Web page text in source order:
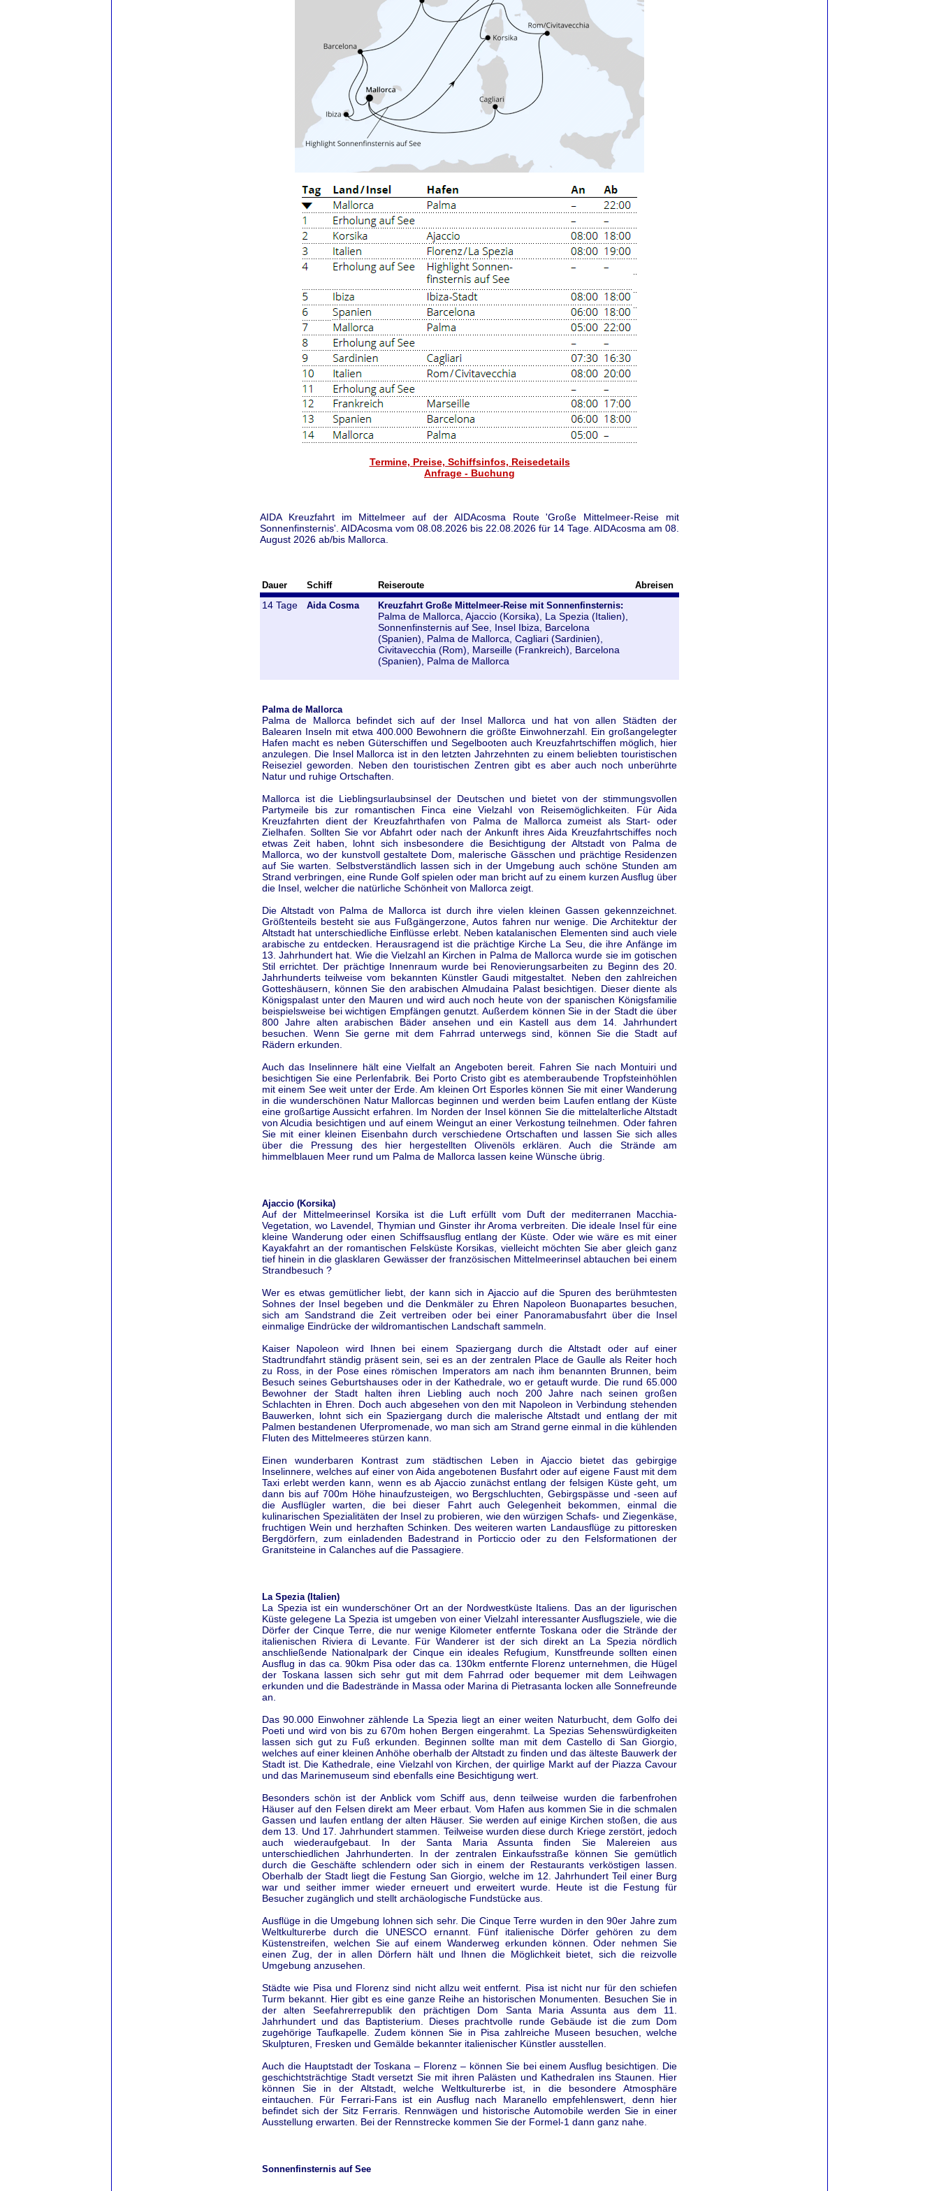
Termine, Preise, Schiffsinfos, Reisedetails
Anfrage - Buchung
AIDA Kreuzfahrt im Mittelmeer auf der AIDAcosma Route 'Große Mittelmeer-Reise mit
Sonnenfinsternis'. AIDAcosma vom 08.08.2026 bis 22.08.2026 für 14 Tage. AIDAcosma am 08.
August 2026 ab/bis Mallorca.
Dauer Schiff Reiseroute Abreisen
14 Tage Aida Cosma Kreuzfahrt Große Mittelmeer-Reise mit Sonnenfinsternis:
Palma de Mallorca, Ajaccio (Korsika), La Spezia (Italien),
Sonnenfinsternis auf See, Insel Ibiza, Barcelona
(Spanien), Palma de Mallorca, Cagliari (Sardinien),
Civitavecchia (Rom), Marseille (Frankreich), Barcelona
(Spanien), Palma de Mallorca
Palma de Mallorca
Palma de Mallorca befindet sich auf der Insel Mallorca und hat von allen Städten der
Balearen Inseln mit etwa 400.000 Bewohnern die größte Einwohnerzahl. Ein großangelegter
Hafen macht es neben Güterschiffen und Segelbooten auch Kreuzfahrtschiffen möglich, hier
anzulegen. Die Insel Mallorca ist in den letzten Jahrzehnten zu einem beliebten touristischen
Reiseziel geworden. Neben den touristischen Zentren gibt es aber auch noch unberührte
Natur und ruhige Ortschaften.
Mallorca ist die Lieblingsurlaubsinsel der Deutschen und bietet von der stimmungsvollen
Partymeile bis zur romantischen Finca eine Vielzahl von Reisemöglichkeiten. Für Aida
Kreuzfahrten dient der Kreuzfahrthafen von Palma de Mallorca zumeist als Start- oder
Zielhafen. Sollten Sie vor Abfahrt oder nach der Ankunft ihres Aida Kreuzfahrtschiffes noch
etwas Zeit haben, lohnt sich insbesondere die Besichtigung der Altstadt von Palma de
Mallorca, wo der kunstvoll gestaltete Dom, malerische Gässchen und prächtige Residenzen
auf Sie warten. Selbstverständlich lassen sich in der Umgebung auch schöne Stunden am
Strand verbringen, eine Runde Golf spielen oder man bricht auf zu einem kurzen Ausflug über
die Insel, welcher die natürliche Schönheit von Mallorca zeigt.
Die Altstadt von Palma de Mallorca ist durch ihre vielen kleinen Gassen gekennzeichnet.
Größtenteils besteht sie aus Fußgängerzone, Autos fahren nur wenige. Die Architektur der
Altstadt hat unterschiedliche Einflüsse erlebt. Neben katalanischen Elementen sind auch viele
arabische zu entdecken. Herausragend ist die prächtige Kirche La Seu, die ihre Anfänge im
13. Jahrhundert hat. Wie die Vielzahl an Kirchen in Palma de Mallorca wurde sie im gotischen
Stil errichtet. Der prächtige Innenraum wurde bei Renovierungsarbeiten zu Beginn des 20.
Jahrhunderts teilweise vom bekannten Künstler Gaudi mitgestaltet. Neben den zahlreichen
Gotteshäusern, können Sie den arabischen Almudaina Palast besichtigen. Dieser diente als
Königspalast unter den Mauren und wird auch noch heute von der spanischen Königsfamilie
beispielsweise bei wichtigen Empfängen genutzt. Außerdem können Sie in der Stadt die über
800 Jahre alten arabischen Bäder ansehen und ein Kastell aus dem 14. Jahrhundert
besuchen. Wenn Sie gerne mit dem Fahrrad unterwegs sind, können Sie die Stadt auf
Rädern erkunden.
Auch das Inselinnere hält eine Vielfalt an Angeboten bereit. Fahren Sie nach Montuiri und
besichtigen Sie eine Perlenfabrik. Bei Porto Cristo gibt es atemberaubende Tropfsteinhöhlen
mit einem See weit unter der Erde. Am kleinen Ort Esporles können Sie mit einer Wanderung
in die wunderschönen Natur Mallorcas beginnen und werden beim Laufen entlang der Küste
eine großartige Aussicht erfahren. Im Norden der Insel können Sie die mittelalterliche Altstadt
von Alcudia besichtigen und auf einem Weingut an einer Verkostung teilnehmen. Oder fahren
Sie mit einer kleinen Eisenbahn durch verschiedene Ortschaften und lassen Sie sich alles
über die Pressung des hier hergestellten Olivenöls erklären. Auch die Strände am
himmelblauen Meer rund um Palma de Mallorca lassen keine Wünsche übrig.
Ajaccio (Korsika)
Auf der Mittelmeerinsel Korsika ist die Luft erfüllt vom Duft der mediterranen Macchia-
Vegetation, wo Lavendel, Thymian und Ginster ihr Aroma verbreiten. Die ideale Insel für eine
kleine Wanderung oder einen Schiffsausflug entlang der Küste. Oder wie wäre es mit einer
Kayakfahrt an der romantischen Felsküste Korsikas, vielleicht möchten Sie aber gleich ganz
tief hinein in die glasklaren Gewässer der französischen Mittelmeerinsel abtauchen bei einem
Strandbesuch ?
Wer es etwas gemütlicher liebt, der kann sich in Ajaccio auf die Spuren des berühmtesten
Sohnes der Insel begeben und die Denkmäler zu Ehren Napoleon Buonapartes besuchen,
sich am Sandstrand die Zeit vertreiben oder bei einer Panoramabusfahrt über die Insel
einmalige Eindrücke der wildromantischen Landschaft sammeln.
Kaiser Napoleon wird Ihnen bei einem Spaziergang durch die Altstadt oder auf einer
Stadtrundfahrt ständig präsent sein, sei es an der zentralen Place de Gaulle als Reiter hoch
zu Ross, in der Pose eines römischen Imperators am nach ihm benannten Brunnen, beim
Besuch seines Geburtshauses oder in der Kathedrale, wo er getauft wurde. Die rund 65.000
Bewohner der Stadt halten ihren Liebling auch noch 200 Jahre nach seinen großen
Schlachten in Ehren. Doch auch abgesehen von den mit Napoleon in Verbindung stehenden
Bauwerken, lohnt sich ein Spaziergang durch die malerische Altstadt und entlang der mit
Palmen bestandenen Uferpromenade, wo man sich am Strand gerne einmal in die kühlenden
Fluten des Mittelmeeres stürzen kann.
Einen wunderbaren Kontrast zum städtischen Leben in Ajaccio bietet das gebirgige
Inselinnere, welches auf einer von Aida angebotenen Busfahrt oder auf eigene Faust mit dem
Taxi erlebt werden kann, wenn es ab Ajaccio zunächst entlang der felsigen Küste geht, um
dann bis auf 700m Höhe hinaufzusteigen, wo Bergschluchten, Gebirgspässe und -seen auf
die Ausflügler warten, die bei dieser Fahrt auch Gelegenheit bekommen, einmal die
kulinarischen Spezialitäten der Insel zu probieren, wie den würzigen Schafs- und Ziegenkäse,
fruchtigen Wein und herzhaften Schinken. Des weiteren warten Landausflüge zu pittoresken
Bergdörfern, zum einladenden Badestrand in Porticcio oder zu den Felsformationen der
Granitsteine in Calanches auf die Passagiere.
La Spezia (Italien)
La Spezia ist ein wunderschöner Ort an der Nordwestküste Italiens. Das an der ligurischen
Küste gelegene La Spezia ist umgeben von einer Vielzahl interessanter Ausflugsziele, wie die
Dörfer der Cinque Terre, die nur wenige Kilometer entfernte Toskana oder die Strände der
italienischen Riviera di Levante. Für Wanderer ist der sich direkt an La Spezia nördlich
anschließende Nationalpark der Cinque ein ideales Refugium, Kunstfreunde sollten einen
Ausflug in das ca. 90km Pisa oder das ca. 130km entfernte Florenz unternehmen, die Hügel
der Toskana lassen sich sehr gut mit dem Fahrrad oder bequemer mit dem Leihwagen
erkunden und die Badestrände in Massa oder Marina di Pietrasanta locken alle Sonnefreunde
an.
Das 90.000 Einwohner zählende La Spezia liegt an einer weiten Naturbucht, dem Golfo dei
Poeti und wird von bis zu 670m hohen Bergen eingerahmt. La Spezias Sehenswürdigkeiten
lassen sich gut zu Fuß erkunden. Beginnen sollte man mit dem Castello di San Giorgio,
welches auf einer kleinen Anhöhe oberhalb der Altstadt zu finden und das älteste Bauwerk der
Stadt ist. Die Kathedrale, eine Vielzahl von Kirchen, der quirlige Markt auf der Piazza Cavour
und das Marinemuseum sind ebenfalls eine Besichtigung wert.
Besonders schön ist der Anblick vom Schiff aus, denn teilweise wurden die farbenfrohen
Häuser auf den Felsen direkt am Meer erbaut. Vom Hafen aus kommen Sie in die schmalen
Gassen und laufen entlang der alten Häuser. Sie werden auf einige Kirchen stoßen, die aus
dem 13. Und 17. Jahrhundert stammen. Teilweise wurden diese durch Kriege zerstört, jedoch
auch wiederaufgebaut. In der Santa Maria Assunta finden Sie Malereien aus
unterschiedlichen Jahrhunderten. In der zentralen Einkaufsstraße können Sie gemütlich
durch die Geschäfte schlendern oder sich in einem der Restaurants verköstigen lassen.
Oberhalb der Stadt liegt die Festung San Giorgio, welche im 12. Jahrhundert Teil einer Burg
war und seither immer wieder erneuert und erweitert wurde. Heute ist die Festung für
Besucher zugänglich und stellt archäologische Fundstücke aus.
Ausflüge in die Umgebung lohnen sich sehr. Die Cinque Terre wurden in den 90er Jahre zum
Weltkulturerbe durch die UNESCO ernannt. Fünf italienische Dörfer gehören zu dem
Küstenstreifen, welchen Sie auf einem Wanderweg erkunden können. Oder nehmen Sie
einen Zug, der in allen Dörfern hält und Ihnen die Möglichkeit bietet, sich die reizvolle
Umgebung anzusehen.
Städte wie Pisa und Florenz sind nicht allzu weit entfernt. Pisa ist nicht nur für den schiefen
Turm bekannt. Hier gibt es eine ganze Reihe an historischen Monumenten. Besuchen Sie in
der alten Seefahrerrepublik den prächtigen Dom Santa Maria Assunta aus dem 11.
Jahrhundert und das Baptisterium. Dieses prachtvolle runde Gebäude ist die zum Dom
zugehörige Taufkapelle. Zudem können Sie in Pisa zahlreiche Museen besuchen, welche
Skulpturen, Fresken und Gemälde bekannter italienischer Künstler ausstellen.
Auch die Hauptstadt der Toskana – Florenz – können Sie bei einem Ausflug besichtigen. Die
geschichtsträchtige Stadt versetzt Sie mit ihren Palästen und Kathedralen ins Staunen. Hier
können Sie in der Altstadt, welche Weltkulturerbe ist, in die besondere Atmosphäre
eintauchen. Für Ferrari-Fans ist ein Ausflug nach Maranello empfehlenswert, denn hier
befindet sich der Sitz Ferraris. Rennwägen und historische Automobile werden Sie in einer
Ausstellung erwarten. Bei der Rennstrecke kommen Sie der Formel-1 dann ganz nahe.
Sonnenfinsternis auf See